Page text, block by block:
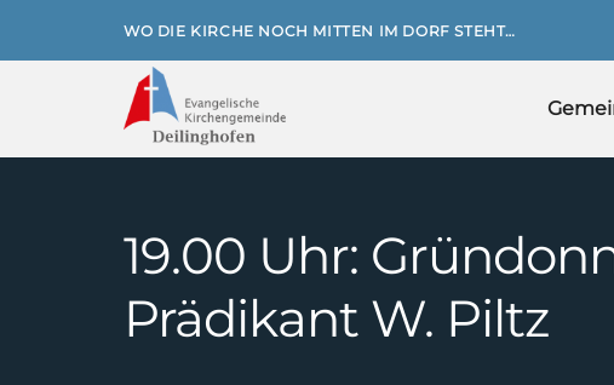
WO DIE KIRCHE NOCH MITTEN IM DORF STEHT…
19.00 Uhr:
Prädikant W. Piltz